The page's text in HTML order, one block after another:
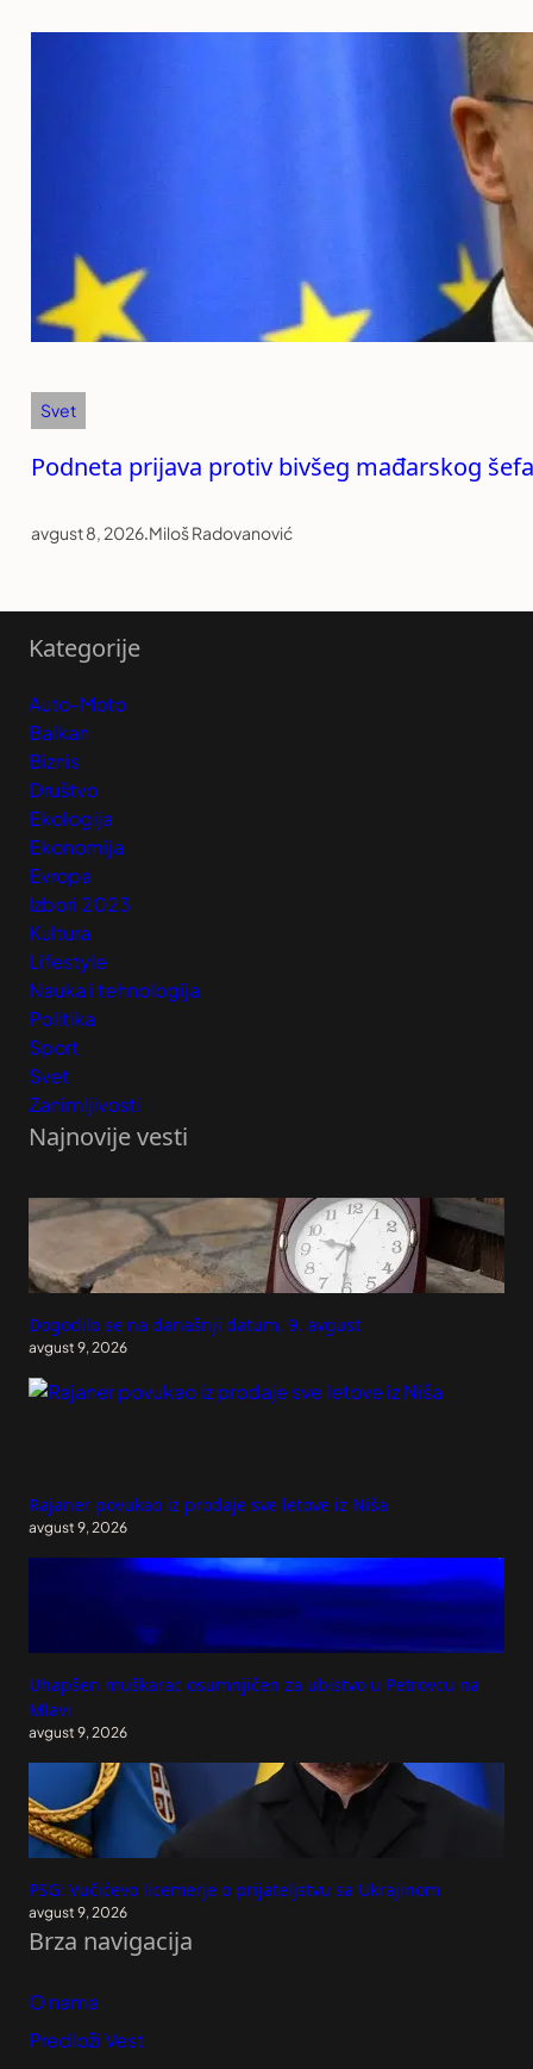
Svet
Podneta prijava protiv bivšeg mađarskog
avgust 8, 2026.Miloš Radovanović
Kategorije
Auto-Moto
Balkan
Biznis
Društvo
Ekologija
Ekonomija
Evropa
Izbori 2023
Kultura
Lifestyle
Nauka i tehnologija
Politika
Sport
Svet
Zanimljivosti
Najnovije vesti
Dogodilo se na današnji datum, 9. avgust
avgust 9, 2026
Rajaner povukao iz prodaje sve letove iz Niša
avgust 9, 2026
Uhapšen muškarac osumnjičen za ubistvo u Petrovcu na
Mlavi
avgust 9, 2026
PSG: Vučićevo licemerje o prijateljstvu sa Ukrajinom
avgust 9, 2026
Brza navigacija
O nama
Predloži Vest